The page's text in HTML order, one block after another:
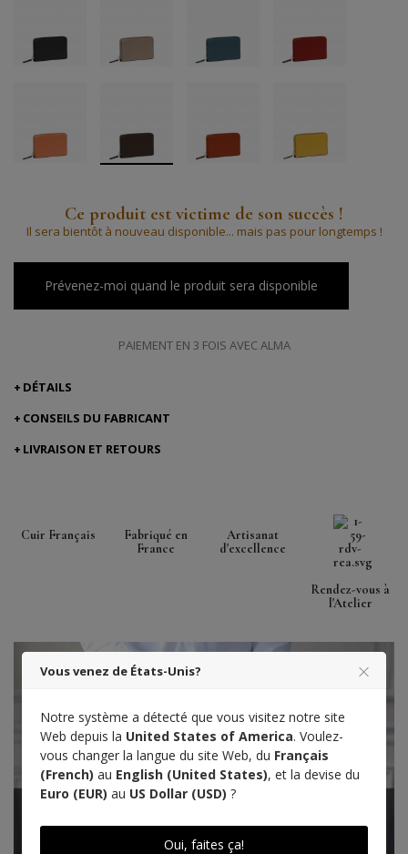
Ce produit est victime de son succès !
Il sera bientôt à nouveau disponible... mais pas pour longtemps !
Prévenez-moi quand le produit sera disponible
PAIEMENT EN 3 FOIS AVEC ALMA
DÉTAILS
CONSEILS DU FABRICANT
LIVRAISON ET RETOURS
Cuir Français
Fabriqué en
France
Artisanat
d'excellence
Rendez-vous à
l'Atelier
Vous venez de États-Unis?
Notre système a détecté que vous visitez notre site
Web depuis la United States of America. Voulez-
vous changer la langue du site Web, du Français
(French) au English (United States), et la devise du
Euro (EUR) au US Dollar (USD) ?
Oui, faites ça!